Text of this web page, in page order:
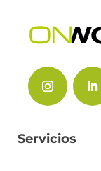
Servicios